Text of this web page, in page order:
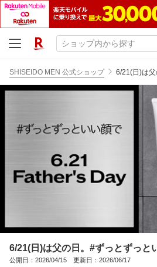
SHISEIDO MEN 公式ショップ 6/21(日)は
6/21(日)は父の日。#ずっとずっと
公開日：2026/04/15 更新日：2026/06/17